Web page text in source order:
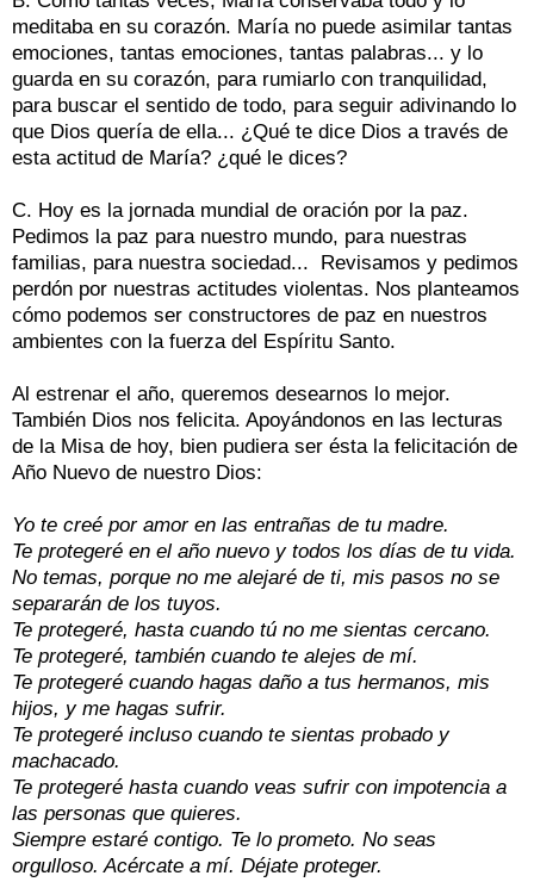
meditaba en su corazón. María no puede asimilar tantas
emociones, tantas emociones, tantas palabras... y lo
guarda en su corazón, para rumiarlo con tranquilidad,
para buscar el sentido de todo, para seguir adivinando lo
que Dios quería de ella... ¿Qué te dice Dios a través de
esta actitud de María? ¿qué le dices?
C. Hoy es la jornada mundial de oración por la paz.
Pedimos la paz para nuestro mundo, para nuestras
familias, para nuestra sociedad... Revisamos y pedimos
perdón por nuestras actitudes violentas. Nos planteamos
cómo podemos ser constructores de paz en nuestros
ambientes con la fuerza del Espíritu Santo.
Al estrenar el año, queremos desearnos lo mejor.
También Dios nos felicita. Apoyándonos en las lecturas
de la Misa de hoy, bien pudiera ser ésta la felicitación de
Año Nuevo de nuestro Dios:
Yo te creé por amor en las entrañas de tu madre.
Te protegeré en el año nuevo y todos los días de tu vida.
No temas, porque no me alejaré de ti, mis pasos no se
separarán de los tuyos.
Te protegeré, hasta cuando tú no me sientas cercano.
Te protegeré, también cuando te alejes de mí.
Te protegeré cuando hagas daño a tus hermanos, mis
hijos, y me hagas sufrir.
Te protegeré incluso cuando te sientas probado y
machacado.
Te protegeré hasta cuando veas sufrir con impotencia a
las personas que quieres.
Siempre estaré contigo. Te lo prometo. No seas
orgulloso. Acércate a mí. Déjate proteger.